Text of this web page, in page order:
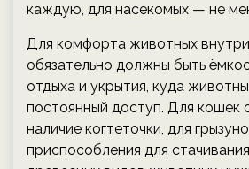
каждую, для насекомых — не
Для комфорта животных
обязательно должны быть
отдыха и укрытия, куда
постоянный доступ. Для кошек
наличие когтеточки, для
приспособления для